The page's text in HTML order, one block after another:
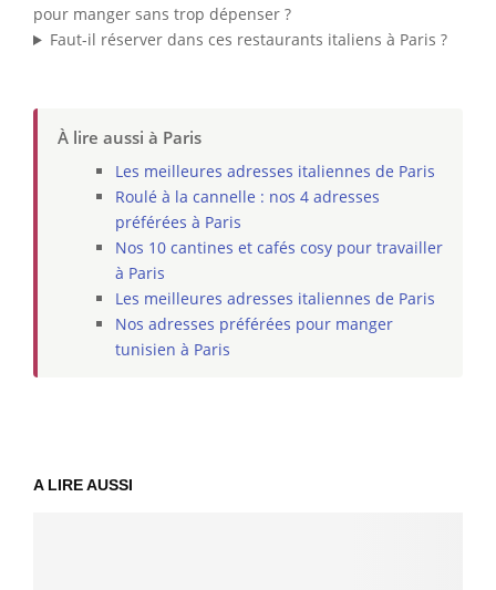
pour manger sans trop dépenser ?
Faut-il réserver dans ces restaurants italiens à Paris ?
À lire aussi à Paris
Les meilleures adresses italiennes de Paris
Roulé à la cannelle : nos 4 adresses
préférées à Paris
Nos 10 cantines et cafés cosy pour travailler
à Paris
Les meilleures adresses italiennes de Paris
Nos adresses préférées pour manger
tunisien à Paris
A LIRE AUSSI